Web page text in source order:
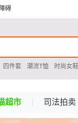
碍
四件套 潮流T恤
时尚女鞋
四件套 潮流T恤
时尚女鞋
超市 司法拍卖